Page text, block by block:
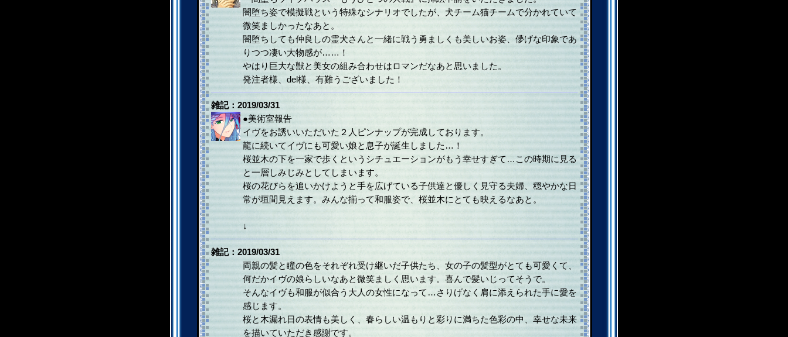
闇堕ち姿で模擬戦という特殊なシナリオでしたが、犬チーム猫チームで分かれていて
微笑ましかったなあと。
闇堕ちしても仲良しの霊犬さんと一緒に戦う勇ましくも美しいお姿、儚げな印象であ
りつつ凄い大物感が……！
やはり巨大な獣と美女の組み合わせはロマンだなあと思いました。
発注者様、del様、有難うございました！
雑記：2019/03/31
●美術室報告
イヴをお誘いいただいた２人ピンナップが完成しております。
龍に続いてイヴにも可愛い娘と息子が誕生しました…！
桜並木の下を一家で歩くというシチュエーションがもう幸せすぎて…この時期に見る
と一層しみじみとしてしまいます。
桜の花びらを追いかけようと手を広げている子供達と優しく見守る夫婦、穏やかな日
常が垣間見えます。みんな揃って和服姿で、桜並木にとても映えるなあと。
↓
雑記：2019/03/31
両親の髪と瞳の色をそれぞれ受け継いだ子供たち、女の子の髪型がとても可愛くて、
何だかイヴの娘らしいなあと微笑ましく思います。喜んで髪いじってそうで。
そんなイヴも和服が似合う大人の女性になって…さりげなく肩に添えられた手に愛を
感じます。
桜と木漏れ日の表情も美しく、春らしい温もりと彩りに満ちた色彩の中、幸せな未来
を描いていただき感謝です。